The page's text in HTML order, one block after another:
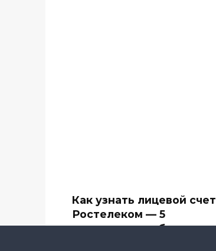
Как узнать лицевой счет
Ростелеком — 5
простых способов